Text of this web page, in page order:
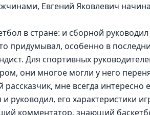
Евгений Яковлевич
в стране: и сборной
придумывал, особенно в
Для спортивных
они многое могли у него
мне всегда
руководил, его характеристики
комментатор, знающий